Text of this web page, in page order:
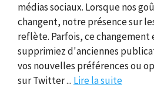
médias sociaux. Lorsque nos
changent, notre présence sur
reflète. Parfois, ce changement
supprimiez d'anciennes
vos nouvelles préférences ou
sur Twitter ... Lire la suite